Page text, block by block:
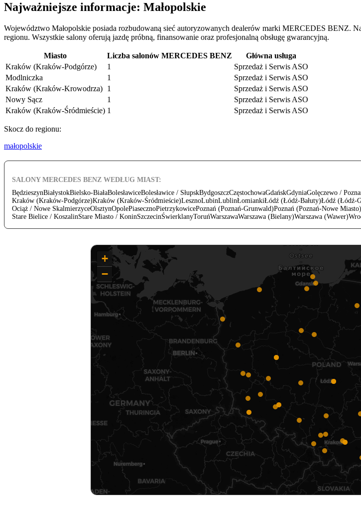
Najważniejsze informacje: Małopolskie
Województwo Małopolskie posiada rozbudowaną sieć autoryzowanych dealerów marki MERCEDES BENZ.
regionu. Wszystkie salony oferują jazdę próbną, finansowanie oraz profesjonalną obsługę gwarancyjną.
Miasto Liczba salonów MERCEDES BENZ
Główna usługa
Kraków (Kraków-Podgórze)
1
Sprzedaż i Serwis ASO
Modlniczka
1
Sprzedaż i Serwis ASO
Kraków (Kraków-Krowodrza) 1
Sprzedaż i Serwis ASO
Nowy Sącz
1
Sprzedaż i Serwis ASO
Kraków (Kraków-Śródmieście) 1 Sprzedaż i Serwis ASO
Skocz do regionu:
małopolskie
SALONY MERCEDES BENZ WEDŁUG MIAST:
BędzieszynBiałystokBielsko-BiałaBolesławiceBolesławice / SłupskBydgoszczCzęstochowaGdańskGdyniaGolęczewo /
Kraków (Kraków-Podgórze)Kraków (Kraków-Śródmieście)LesznoLubinLublinŁomiankiŁódź (Łódź-Bałuty)Łódź (Łódź-
Ociąż / Nowe SkalmierzyceOlsztynOpolePiasecznoPietrzykowicePoznań (Poznań-Grunwald)Poznań (Poznań-Nowe Miasto)
Stare Bielice / KoszalinStare Miasto / KoninSzczecinŚwierklanyToruńWarszawaWarszawa (Bielany)Warszawa (Wawer)
+
−